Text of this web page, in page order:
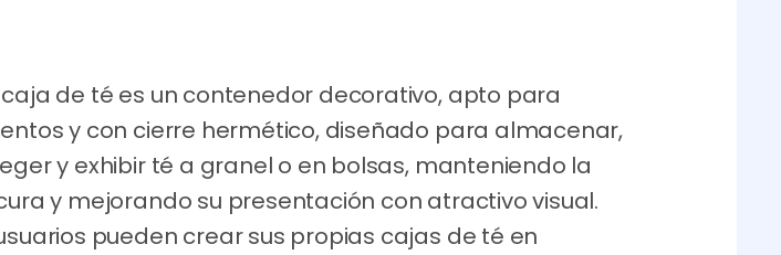
caja de té es un contenedor decorativo, apto para
y con cierre hermético, diseñado para almacenar,
y exhibir té a granel o en bolsas, manteniendo la
y mejorando su presentación con atractivo visual.
pueden crear sus propias cajas de té en